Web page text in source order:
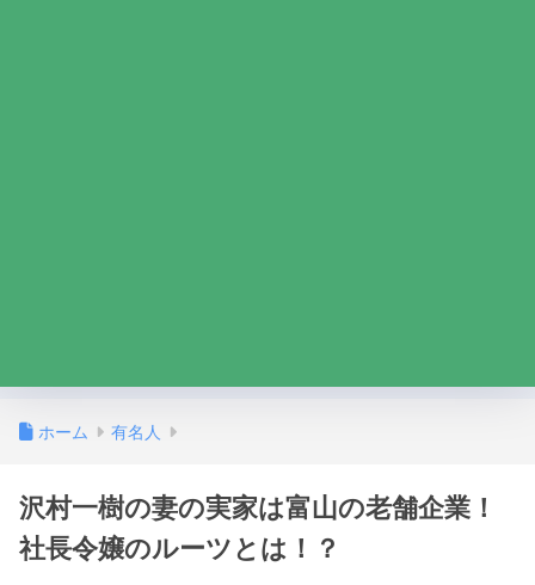
ホーム 有名人
沢村一樹の妻の実家は富山の老舗企業！
社長令嬢のルーツとは！？